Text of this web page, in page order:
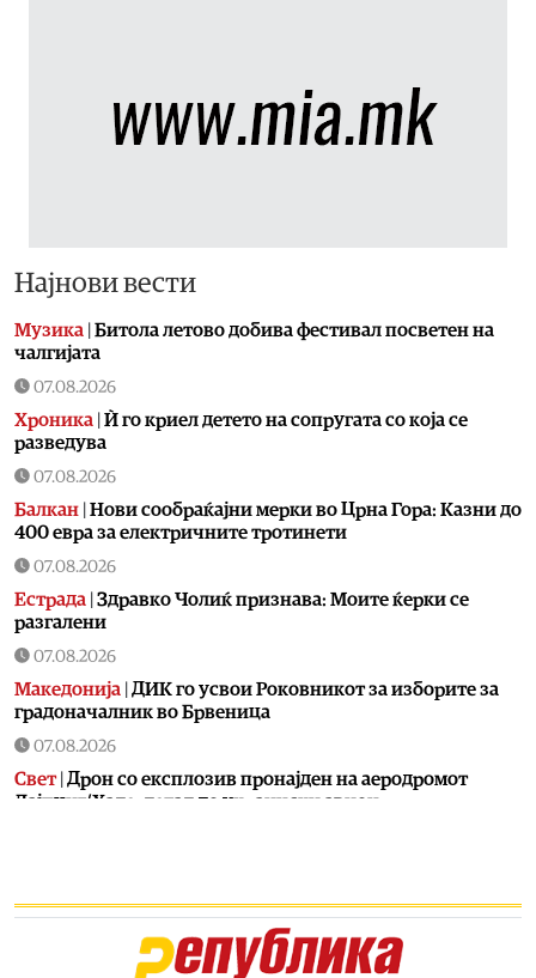
Најнови вести
Музика Битола летово добива фестивал посветен на
чалгијата
07.08.2026
Хроника Ѝ го криел детето на сопругата со која се
разведува
07.08.2026
Балкан Нови сообраќајни мерки во Црна Гора: Казни до
400 евра за електричните тротинети
07.08.2026
Естрада Здравко Чолиќ признава: Моите ќерки се
разгалени
07.08.2026
Македонија ДИК го усвои Роковникот за изборите за
градоначалник во Брвеница
07.08.2026
Свет| Дрон со експлозив пронајден на аеродромот
Лајпциг/Хале, летал до украински авион
Ги „заборави“ Македонците и пресудите во